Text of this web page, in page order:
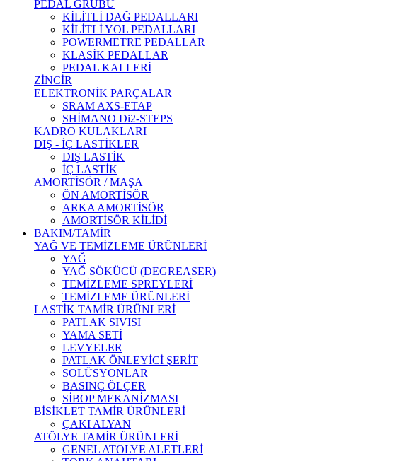
PEDAL GRUBU
KİLİTLİ DAĞ PEDALLARI
KİLİTLİ YOL PEDALLARI
POWERMETRE PEDALLAR
KLASİK PEDALLAR
PEDAL KALLERİ
ZİNCİR
ELEKTRONİK PARÇALAR
SRAM AXS-ETAP
SHİMANO Di2-STEPS
KADRO KULAKLARI
DIŞ - İÇ LASTİKLER
DIŞ LASTİK
İÇ LASTİK
AMORTİSÖR / MAŞA
ÖN AMORTİSÖR
ARKA AMORTİSÖR
AMORTİSÖR KİLİDİ
BAKIM/TAMİR
YAĞ VE TEMİZLEME ÜRÜNLERİ
YAĞ
YAĞ SÖKÜCÜ (DEGREASER)
TEMİZLEME SPREYLERİ
TEMİZLEME ÜRÜNLERİ
LASTİK TAMİR ÜRÜNLERİ
PATLAK SIVISI
YAMA SETİ
LEVYELER
PATLAK ÖNLEYİCİ ŞERİT
SOLÜSYONLAR
BASINÇ ÖLÇER
SİBOP MEKANİZMASI
BİSİKLET TAMİR ÜRÜNLERİ
ÇAKI ALYAN
ATÖLYE TAMİR ÜRÜNLERİ
GENEL ATOLYE ALETLERİ